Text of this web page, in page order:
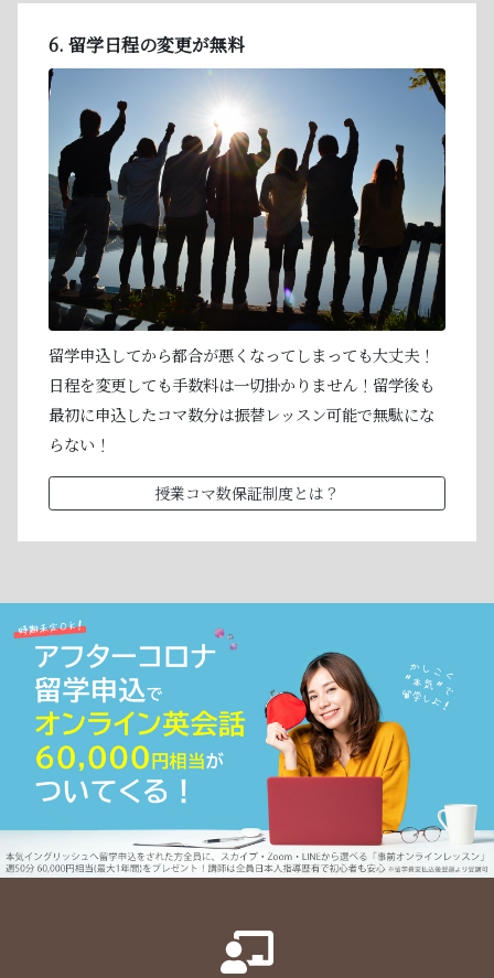
6. 留学日程の変更が無料
留学申込してから都合が悪くなってしまっても大丈夫！
日程を変更しても手数料は一切掛かりません！留学後も
最初に申込したコマ数分は振替レッスン可能で無駄にな
らない！
授業コマ数保証制度とは？